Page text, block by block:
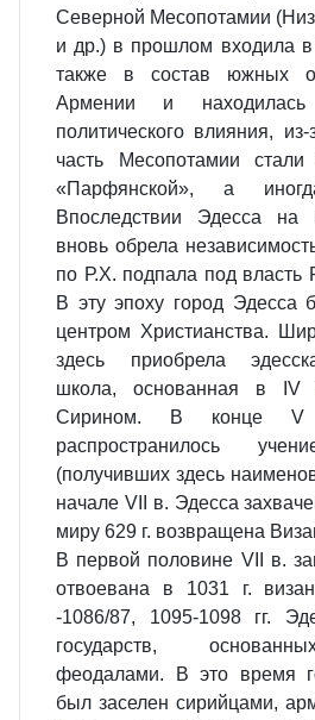
Северной Месопотамии
и др.) в прошлом входила
также в состав южных
Армении и
политического влияния,
часть Месопотамии стали
«Парфянской», а
Впоследствии Эдесса на
вновь обрела
по Р.Х. подпала под власть
В эту эпоху город Эдесса
центром Христианства.
здесь приобрела
школа, основанная в
Сирином. В конце
распространилось
(получивших здесь
начале VII в. Эдесса
миру 629 г. возвращена
В первой половине VII в.
отвоевана в 1031 г.
-1086/87, 1095-1098 гг.
государств,
феодалами. В это время
был заселен сирийцами,